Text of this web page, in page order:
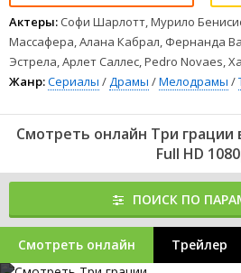
Актеры: Софи Шарлотт, Мурило
Массафера, Алана Кабрал, Фернанда
Эстрела, Арлет Саллес, Pedro Novaes,
Жанр:Сериалы /Драмы /Мелодрамы /
Смотреть онлайн Три грации
Full HD
ПОИСК ПО
Смотреть онлайн Трейлер